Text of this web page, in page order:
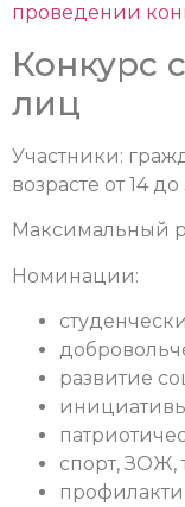
проведении
Конкурс
лиц
Участники:
возрасте от 14 до
Максимальный
Номинации:
развитие
спорт, ЗОЖ,